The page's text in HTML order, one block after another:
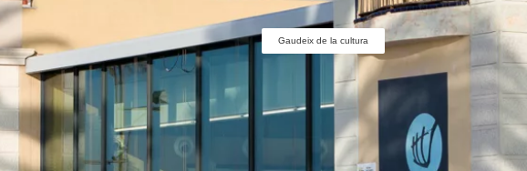
Gaudeix de la cultura